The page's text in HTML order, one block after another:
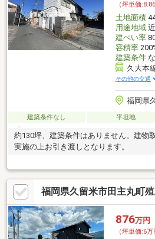
（坪単価
土地面積
用途地域
建ぺい率
容積率
建築条件
久大本
その他の交通
福岡県
建築条件なし 平坦地
約130坪、建築条件はありません。建物
実施の上お引き渡しとなります。
福岡県久留米市田主丸町
876万円
（坪単価:6万